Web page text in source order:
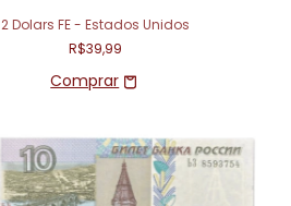
2 Dolars FE - Estados Unidos
R$39,99